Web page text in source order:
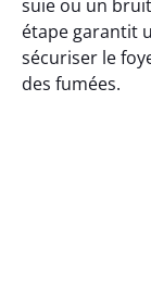
suie ou un
étape garantit
sécuriser le
des fumées.